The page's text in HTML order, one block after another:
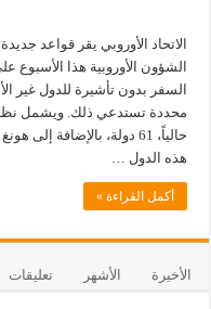
الاتحاد الأوروبي يقر قواعد
الشؤون الأوروبية هذا
السفر بدون تأشيرة للدول غير
محددة تستدعي ذلك. ويشمل نظام
حالياً، 61 دولة، بالإضافة
هذه الدول …
أكمل القراءة »
الأخيرة الأشهر تعليقات